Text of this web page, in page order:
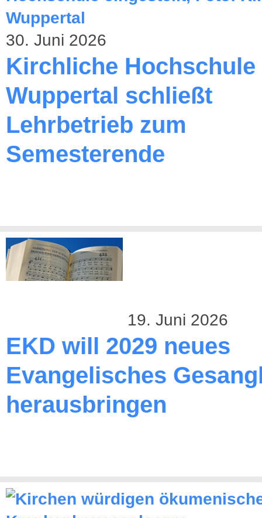
30. Juni 2026
Kirchliche Hochschule
Wuppertal schließt
Lehrbetrieb zum
Semesterende
19. Juni 2026
EKD will 2029 neues
Evangelisches
herausbringen